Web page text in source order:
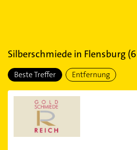
Silberschmiedein Flensburg (6
Beste Treffer Entfernung